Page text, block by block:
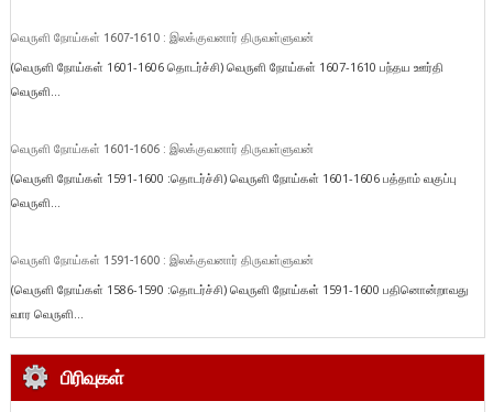
வெருளி நோய்கள் 1607-1610 : இலக்குவனார் திருவள்ளுவன்
(வெருளி நோய்கள் 1601-1606 தொடர்ச்சி) வெருளி நோய்கள் 1607-1610 பந்தய ஊர்தி
வெருளி...
வெருளி நோய்கள் 1601-1606 : இலக்குவனார் திருவள்ளுவன்
(வெருளி நோய்கள் 1591-1600 :தொடர்ச்சி) வெருளி நோய்கள் 1601-1606 பத்தாம் வகுப்பு
வெருளி...
வெருளி நோய்கள் 1591-1600 : இலக்குவனார் திருவள்ளுவன்
(வெருளி நோய்கள் 1586-1590 :தொடர்ச்சி) வெருளி நோய்கள் 1591-1600 பதினொன்றாவது
வார வெருளி...
பிரிவுகள்